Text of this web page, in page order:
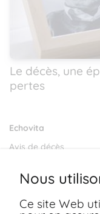
Le décès, une
pertes
Echovita
Avis de décès
Envoyer des fleurs
Nous
Ce site Web